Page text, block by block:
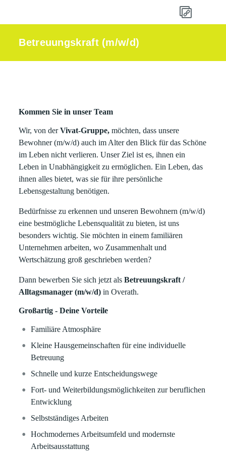
Betreuungskraft (m/w/d)
Kommen Sie in unser Team
Wir, von derVivat-Gruppe, möchten, dass unsere
Bewohner (m/w/d) auch im Alter den Blick für das Schöne
im Leben nicht verlieren. Unser Ziel ist es, ihnen ein
Leben in Unabhängigkeit zu ermöglichen. Ein Leben, das
ihnen alles bietet, was sie für ihre persönliche
Lebensgestaltung benötigen.
Bedürfnisse zu erkennen und unseren Bewohnern (m/w/d)
eine bestmögliche Lebensqualität zu bieten, ist uns
besonders wichtig. Sie möchten in einem familiären
Unternehmen arbeiten, wo Zusammenhalt und
Wertschätzung groß geschrieben werden?
Dann bewerben Sie sich jetzt alsBetreuungskraft /
Alltagsmanager (m/w/d)in Overath.
Großartig - Deine Vorteile
Familiäre Atmosphäre
Kleine Hausgemeinschaften für eine individuelle
Betreuung
Schnelle und kurze Entscheidungswege
Fort- und Weiterbildungsmöglichkeiten zur beruflichen
Entwicklung
Selbstständiges Arbeiten
Hochmodernes Arbeitsumfeld und modernste
Arbeitsausstattung